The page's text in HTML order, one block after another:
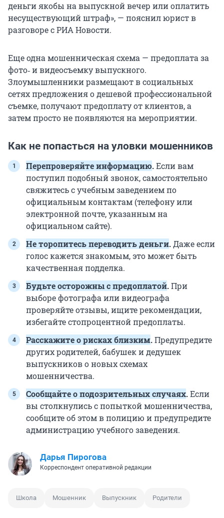
деньги якобы на выпускной вечер или оплатить
несуществующий штраф», — пояснил юрист в
разговоре с РИА Новости.
Еще одна мошенническая схема — предоплата за
фото‑ и видеосъемку выпускного.
Злоумышленники размещают в социальных
сетях предложения о дешевой профессиональной
съемке, получают предоплату от клиентов, а
затем просто не появляются на мероприятии.
Как не попасться на уловки мошенников
Перепроверяйте информацию.Если вам
поступил подобный звонок, самостоятельно
свяжитесь с учебным заведением по
официальным контактам (телефону или
электронной почте, указанным на
официальном сайте).
Не торопитесь переводить деньги.Даже если
голос кажется знакомым, это может быть
качественная подделка.
Будьте осторожны с предоплатой.При
выборе фотографа или видеографа
проверяйте отзывы, ищите рекомендации,
избегайте стопроцентной предоплаты.
Расскажите о рисках близким.Предупредите
других родителей, бабушек и дедушек
выпускников о новых схемах
мошенничества.
Сообщайте о подозрительных случаях.Если
вы столкнулись с попыткой мошенничества,
сообщите об этом в полицию и предупредите
администрацию учебного заведения.
Дарья Пирогова
Корреспондент оперативной редакции
Школа Мошенник Выпускник Родители